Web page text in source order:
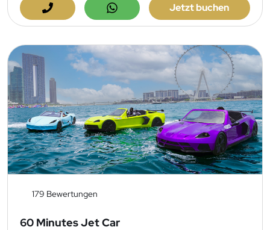
Jetzt buchen
179 Bewertungen
60 Minutes Jet Car